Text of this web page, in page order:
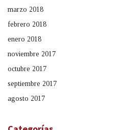
marzo 2018
febrero 2018
enero 2018
noviembre 2017
octubre 2017
septiembre 2017
agosto 2017